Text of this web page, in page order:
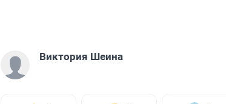
Виктория Шеина